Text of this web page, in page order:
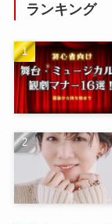
ランキング